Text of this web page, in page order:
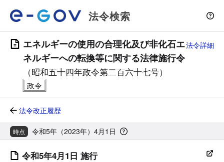
法令検索
エネルギーの使用の合理化及び非化石エ
ネルギーへの転換等に関する法律施行令
（昭和五十四年政令第二百六十七号）
法令詳細
法令改正履歴
時点 令和5年（2023年）4月1日
令和5年4月1日 施行